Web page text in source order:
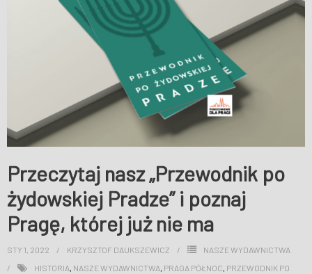
WESPRZYJ NAS
Przeczytaj nasz „Przewodnik po
żydowskiej Pradze” i poznaj
Pragę, której już nie ma
STY 1, 2022 KRZYSZTOF DAUKSZEWICZ
NASZE WYDAWNICTWA
HISTORIA, NASZE WYDAWNICTWA, PRAGA PÓŁNOC, PRZEWODNIK PO